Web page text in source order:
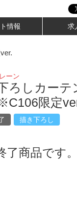
情報 求
ーン
ろしカーテ
限定
描き下ろし
了商品です。